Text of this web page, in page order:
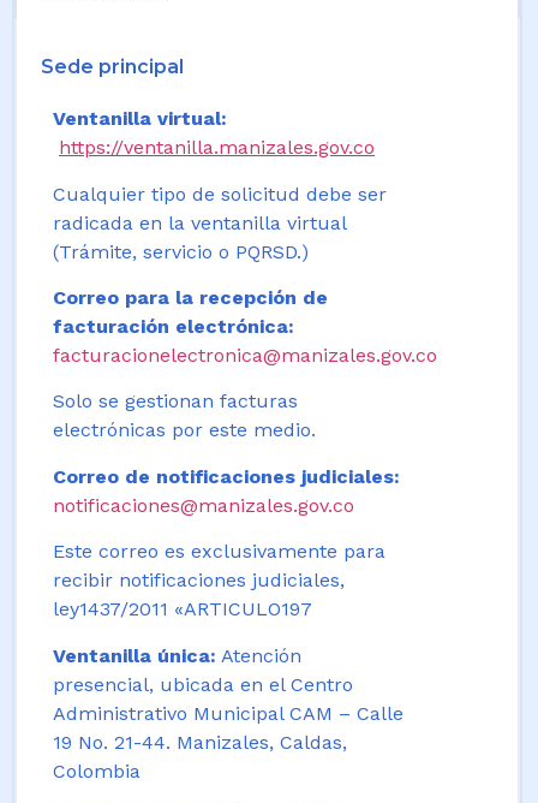
Sede principal
Ventanilla virtual:
https://ventanilla.manizales.gov.co
Cualquier tipo de solicitud debe ser
radicada en la ventanilla virtual
(Trámite, servicio o PQRSD.)
Correo para la recepción de
facturación electrónica:
facturacionelectronica@manizales.gov.co
Solo se gestionan facturas
electrónicas por este medio.
Correo de notificaciones judiciales:
notificaciones@manizales.gov.co
Este correo es exclusivamente para
recibir notificaciones judiciales,
ley1437/2011 «ARTICULO197
Ventanilla única: Atención
presencial, ubicada en el Centro
Administrativo Municipal CAM – Calle
19 No. 21-44. Manizales, Caldas,
Colombia